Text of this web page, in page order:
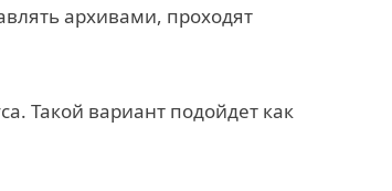
архивами, проходят
Такой вариант подойдет как